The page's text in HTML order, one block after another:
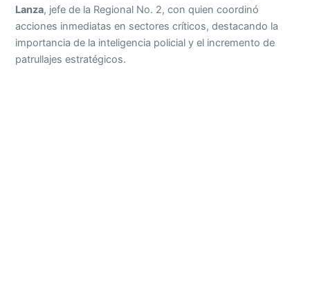
Lanza, jefe de la Regional No. 2, con quien coordinó
acciones inmediatas en sectores críticos, destacando la
importancia de la inteligencia policial y el incremento de
patrullajes estratégicos.